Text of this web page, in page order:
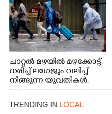
ചാറ്റൽ മഴയിൽ മഴക്കോട്ട്
ധരിച്ച് ലഗേജും വലിച്ച്
നീങ്ങുന്ന യുവതികൾ.
എറണാകുളം മേനകയിൽ
നിന്നുള്ള കാഴ്ച
TRENDING IN LOCAL